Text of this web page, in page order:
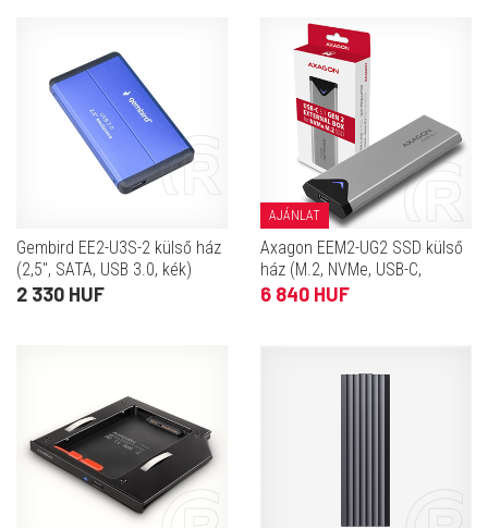
Gembird EE2-U3S-2 külső ház
(2,5", SATA, USB 3.0, kék)
2 330 HUF
AJÁNLAT
Axagon EEM2-UG2 SSD külső
ház (M.2, NVMe, USB-C,
fekete)
6 840 HUF